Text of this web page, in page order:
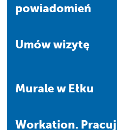
powiadomień
Umów wizytę
Murale w Ełku
Workation. Pracuj